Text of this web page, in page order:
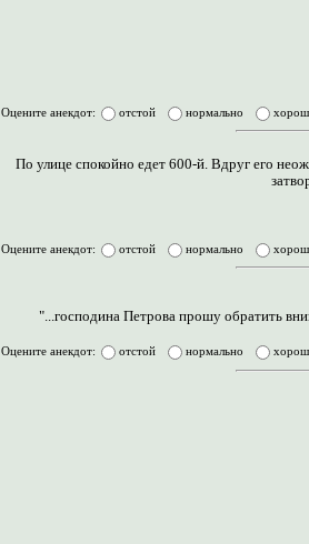
Оцените анекдот: отстой нормально
По улице спокойно едет 600-й. Вдруг его
Оцените анекдот: отстой нормально
"...господина Петрова прошу обратить
Оцените анекдот: отстой нормально